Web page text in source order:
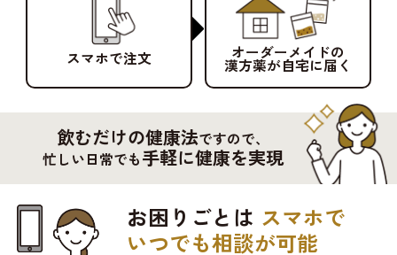
スマホで注文 オーダーメイドの
漢方薬が自宅に届く
飲むだけの健康法ですので、
忙しい日常でも手軽に健康を実現
お困りごとは スマホで
いつでも相談が可能